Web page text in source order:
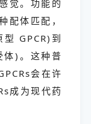
觉。功能的
配体匹配，
GPCR)到
体)。这种普
会在许
成为现代药